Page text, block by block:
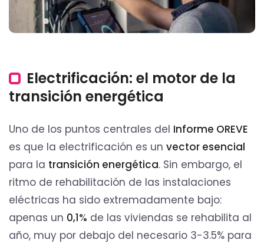
Electrificación: el motor de la
transición energética
Uno de los puntos centrales del Informe OREVE
es que la electrificación es un vector esencial
para la transición energética. Sin embargo, el
ritmo de rehabilitación de las instalaciones
eléctricas ha sido extremadamente bajo:
apenas un 0,1% de las viviendas se rehabilita al
año, muy por debajo del necesario 3-3.5% para